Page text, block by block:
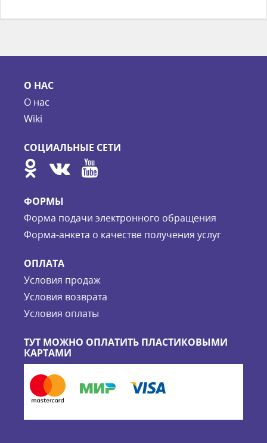
О НАС
О нас
Wiki
СОЦИАЛЬНЫЕ СЕТИ
ФОРМЫ
Форма подачи электронного обращения
Форма-анкета о качестве получения услуг
ОПЛАТА
Условия продаж
Условия возврата
Условия оплаты
ТУТ МОЖНО ОПЛАТИТЬ ПЛАСТИКОВЫМИ
КАРТАМИ